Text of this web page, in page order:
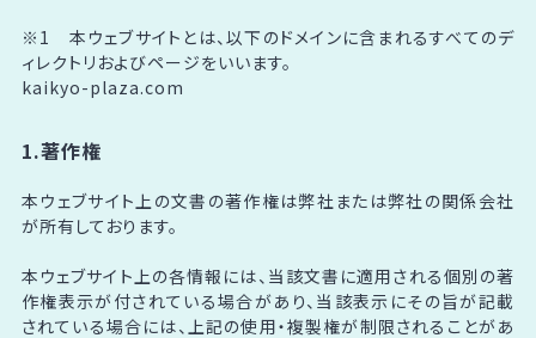
※1 本ウェブサイトとは、以下のドメインに含まれるすべてのデ
ィレクトリおよびページをいいます。
kaikyo-plaza.com
1.著作権
本ウェブサイト上の文書の著作権は弊社または弊社の関係会社
が所有しております。
本ウェブサイト上の各情報には、当該文書に適用される個別の著
作権表示が付されている場合があり、当該表示にその旨が記載
されている場合には、上記の使用・複製権が制限されることがあ